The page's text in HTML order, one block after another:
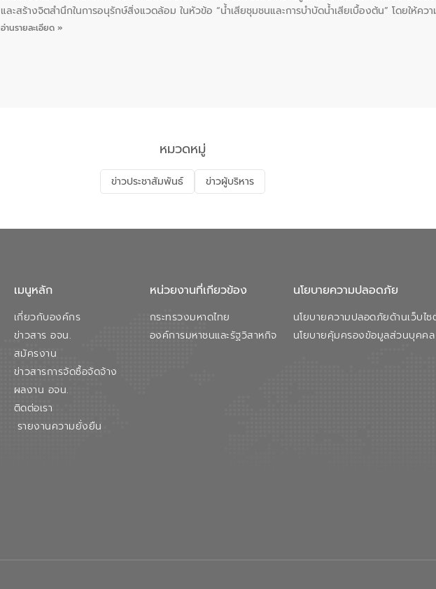
และสร้างจิตสำนึกในการอนุรักษ์สิ่งแวดล้อม ในหัวข้อ “น้ำเสียชุมชนและการบำบัดน้ำเสียเบื้องต้น” โดยให้คว
ของน้ำเสีย แนวทางการลดการเกิดน้ำเสียจากแหล่งกำเนิด การบำบัดน้ำเสียเบื้องต้นในครัวเรือน ณ เทศบาล
อ่านรายละเอียด »
หมวดหมู่
ข่าวประชาสัมพันธ์ ข่าวผู้บริหาร
เมนูหลัก
เกี่ยวกับองค์กร
ข่าวสาร อจน.
สมัครงาน
ข่าวสารการจัดซื้อจัดจ้าง
ผลงาน อจน.
ติดต่อเรา
รายงานความยั่งยืน
หน่วยงานที่เกียวข้อง
กระทรวงมหาดไทย
องค์การมหาชนและรัฐวิสาหกิจ
นโยบายความปลอดภัย
นโยบายความปลอดภัยด้านเว็บไซ
นโยบายคุ้มครองข้อมูลส่วนบุคคล